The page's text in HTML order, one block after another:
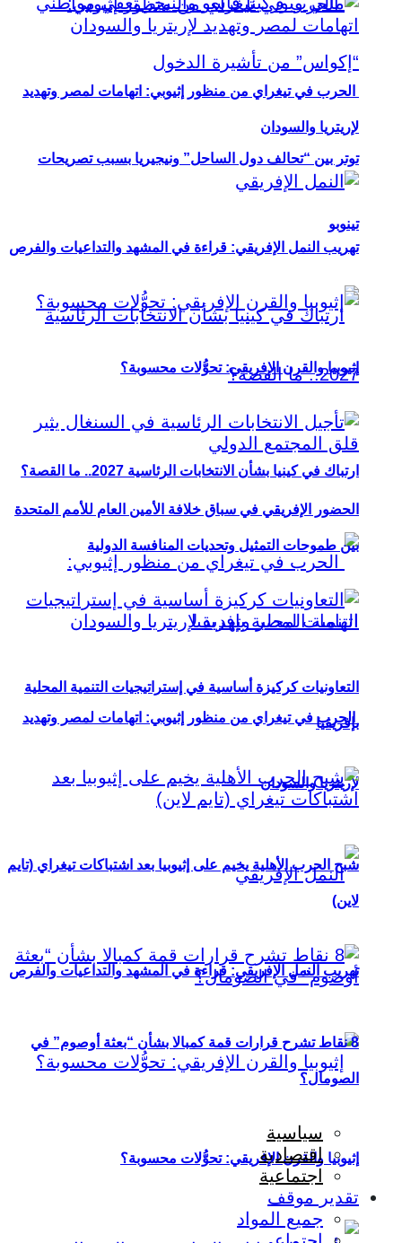
توتر بين “تحالف دول الساحل” ونيجيريا بسبب تصريحات
تينوبو
ارتباك في كينيا بشأن الانتخابات الرئاسية 2027.. ما القصة؟
الحرب في تيغراي من منظور إثيوبي: اتهامات لمصر وتهديد
لإريتريا والسودان
تهريب النمل الإفريقي: قراءة في المشهد والتداعيات والفرص
إثيوبيا والقرن الإفريقي: تحوُّلات محسوبة؟
الحرب في تيغراي من منظور إثيوبي: اتهامات لمصر وتهديد
لإريتريا والسودان
تهريب النمل الإفريقي: قراءة في المشهد والتداعيات والفرص
إثيوبيا والقرن الإفريقي: تحوُّلات محسوبة؟
الحضور الإفريقي في سباق خلافة الأمين العام للأمم المتحدة
بين طموحات التمثيل وتحديات المنافسة الدولية
التعاونيات كركيزة أساسية في إستراتيجيات التنمية المحلية
بإفريقيا
شبح الحرب الأهلية يخيم على إثيوبيا بعد اشتباكات تيغراي (تايم
لاين)
8 نقاط تشرح قرارات قمة كمبالا بشأن “بعثة أوصوم” في
الصومال؟
سياسية
اقتصادية
اجتماعية
تقدير موقف
جميع المواد